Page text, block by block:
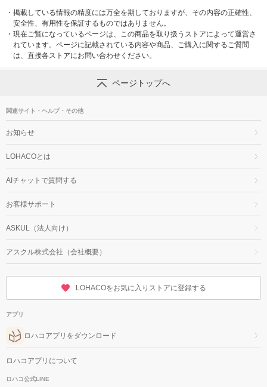
・ 掲載している情報の精度には万全を期しておりますが、その内容の正確性、
安全性、有用性を保証するものではありません。
・ 現在ご覧になっているページは、この商品を取り扱うストアによって運営さ
れています。ページに記載されている内容や商品、ご購入に関するご質問
は、直接各ストアにお問い合わせください。
ページトップへ
関連サイト・ヘルプ・その他
お知らせ
LOHACOとは
AIチャットで質問する
お客様サポート
ASKUL（法人向け）
アスクル株式会社（会社概要）
LOHACOをお気に入りストアに登録する
アプリ
ロハコアプリをダウンロード
ロハコアプリについて
ロハコ公式LINE